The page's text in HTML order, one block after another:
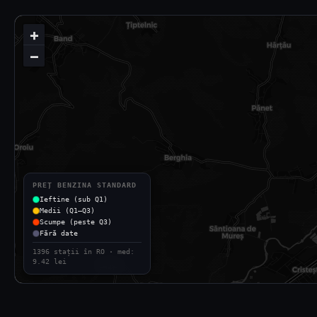
+
−
PREȚ BENZINA STANDARD
Ieftine (sub Q1)
Medii (Q1–Q3)
Scumpe (peste Q3)
Fără date
1396 stații în RO · med:
9.42 lei